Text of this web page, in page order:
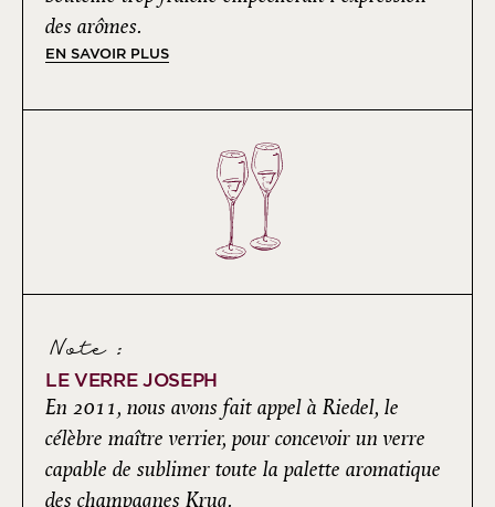
des arômes.
EN SAVOIR PLUS
Note :
LE VERRE JOSEPH
En 2011, nous avons fait appel à Riedel, le
célèbre maître verrier, pour concevoir un verre
capable de sublimer toute la palette aromatique
des champagnes Krug.